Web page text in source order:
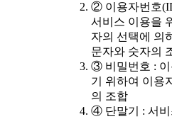
② 이용자번호
서비스 이용을
자의 선택에 의
문자와 숫자의
③ 비밀번호 : 이
기 위하여 이용
의 조합
④ 단말기 : 서비